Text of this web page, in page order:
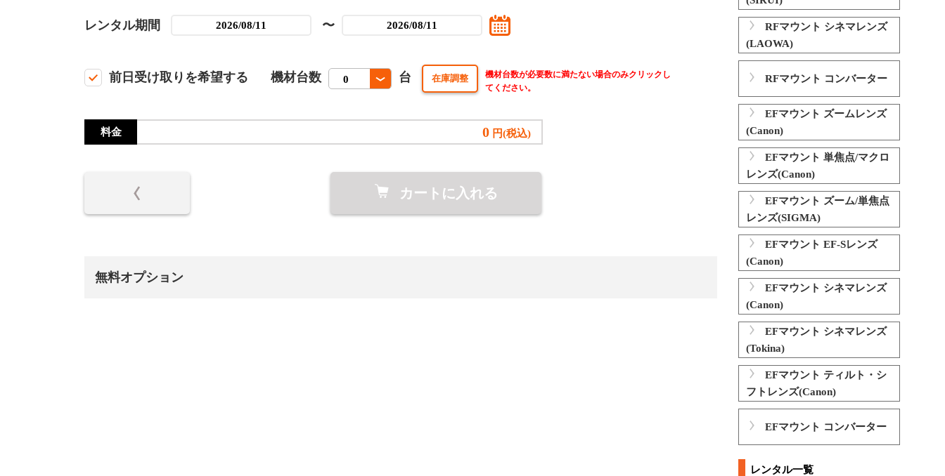
レンタル期間 〜
前日受け取りを希望する 機材台数 台
機材台数が必要数に満たない場合のみクリックし
てください。
料金 0 円(税込)
カートに入れる
無料オプション
RFマウント シネマレンズ
(LAOWA)
RFマウント コンバーター
EFマウント ズームレンズ
(Canon)
EFマウント 単焦点/マクロ
レンズ(Canon)
EFマウント ズーム/単焦点
レンズ(SIGMA)
EFマウント EF-Sレンズ
(Canon)
EFマウント シネマレンズ
(Canon)
EFマウント シネマレンズ
(Tokina)
EFマウント ティルト・シ
フトレンズ(Canon)
EFマウント コンバーター
レンタル一覧